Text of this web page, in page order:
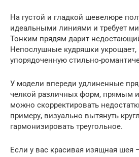
На густой и гладкой шевелюре
идеальными линиями и требует
Тонким прядям дарит
Непослушные кудряшки укрощает,
упорядоченную стильно-
У модели впереди удлиненные
челкой различных форм, прямым
можно скорректировать
примеру, визуально вытянуть
гармонизировать треугольное.
Если у вас красивая изящная шея